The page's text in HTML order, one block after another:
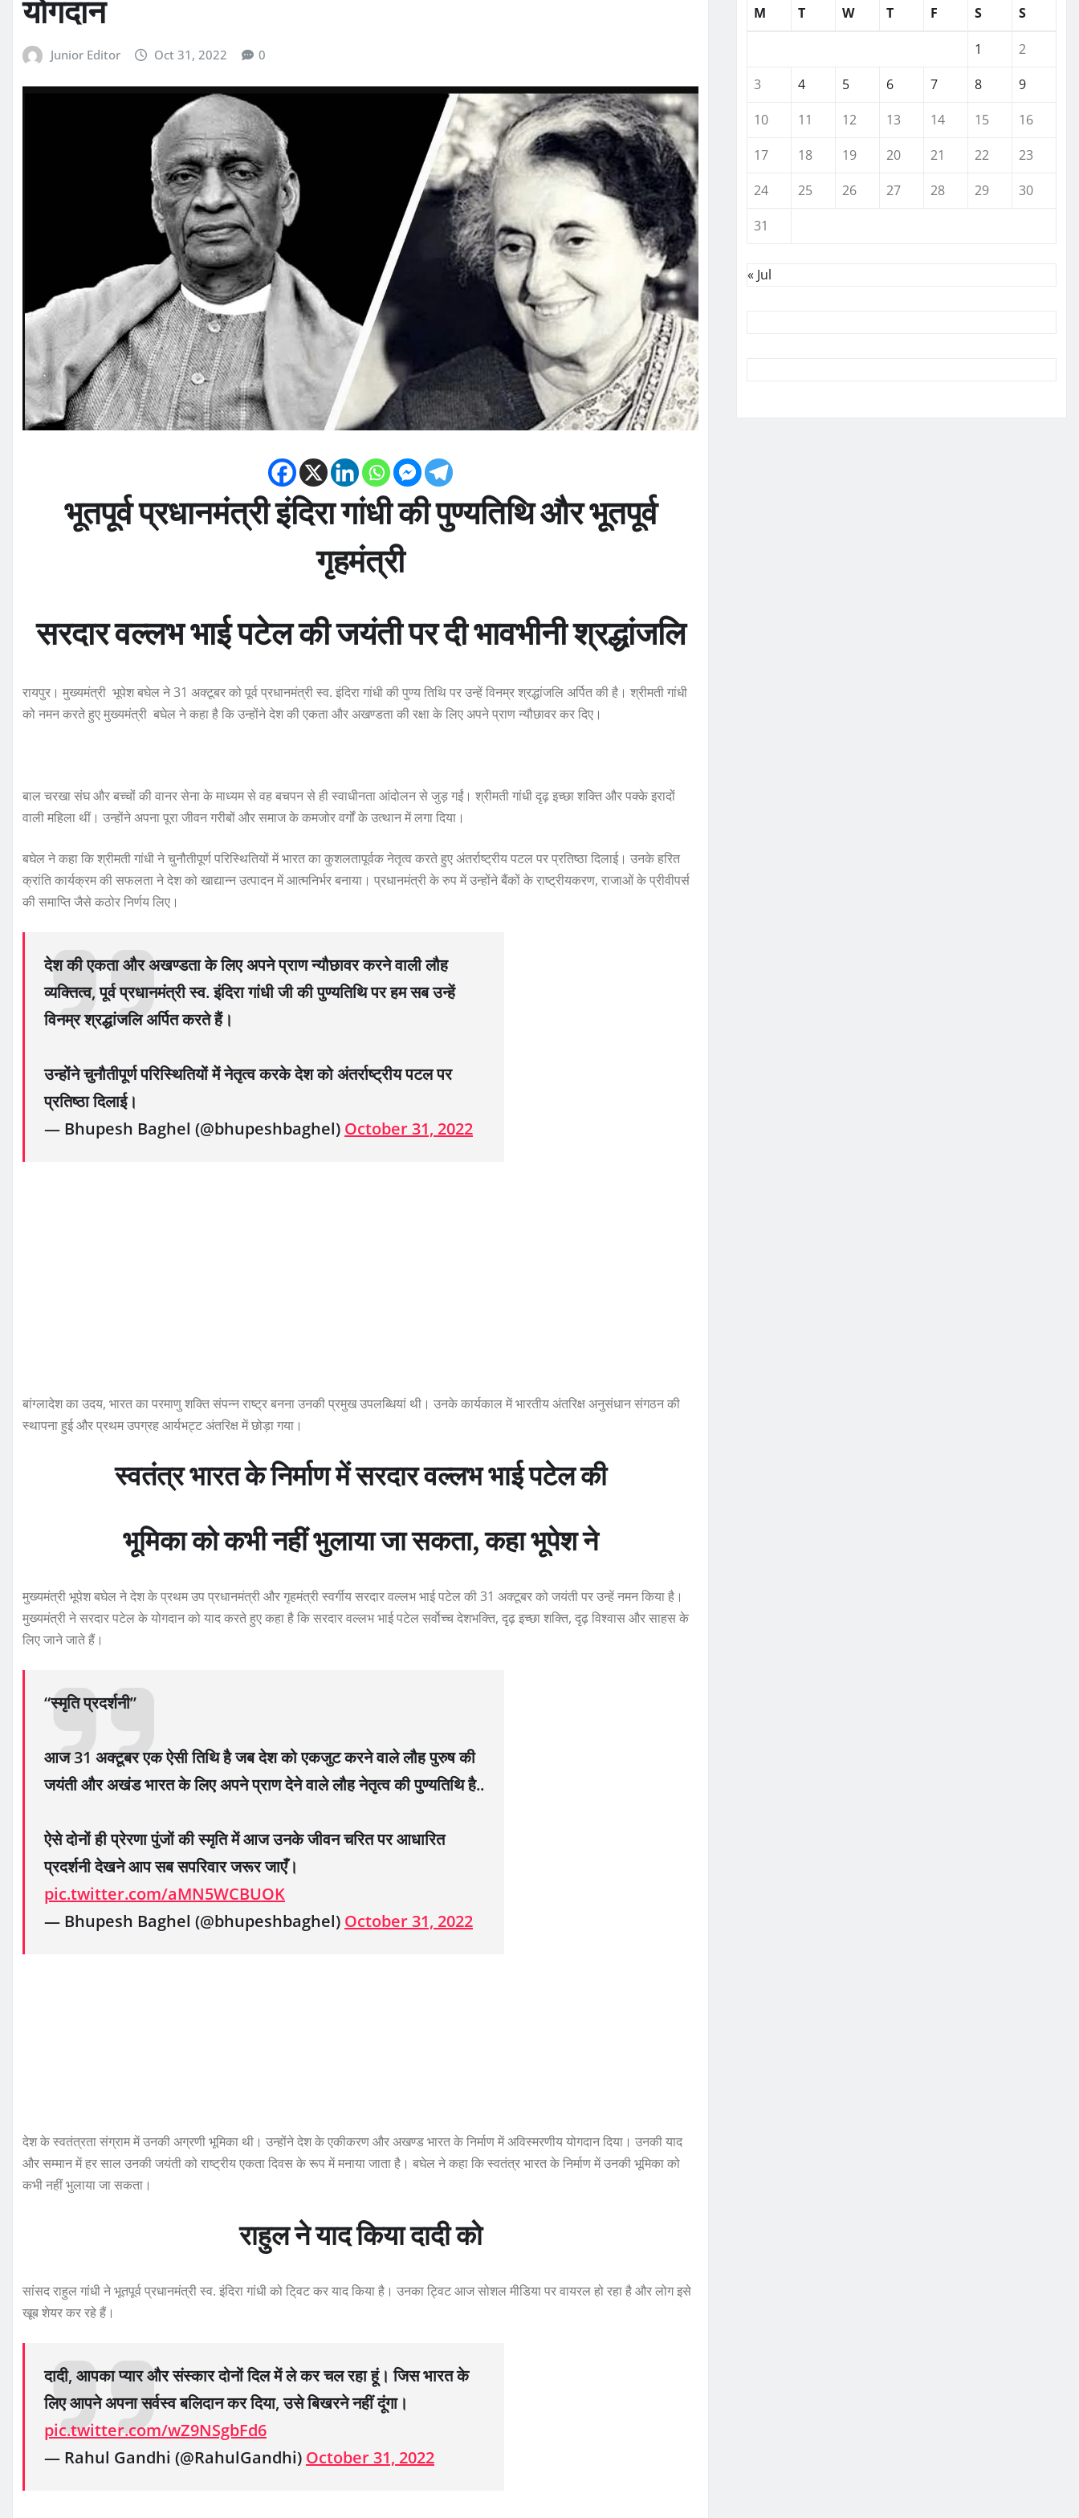
योगदान
Junior Editor Oct 31, 2022 0
भूतपूर्व प्रधानमंत्री इंदिरा गांधी की पुण्यतिथि और भूतपूर्व
गृहमंत्री
सरदार वल्लभ भाई पटेल की जयंती पर दी भावभीनी श्रद्धांजलि
रायपुर। मुख्यमंत्री भूपेश बघेल ने 31 अक्टूबर को पूर्व प्रधानमंत्री स्व. इंदिरा गांधी की पुण्य तिथि पर उन्हें विनम्र श्रद्धांजलि अर्पित की है। श्रीमती गांधी
को नमन करते हुए मुख्यमंत्री बघेल ने कहा है कि उन्होंने देश की एकता और अखण्डता की रक्षा के लिए अपने प्राण न्यौछावर कर दिए।
बाल चरखा संघ और बच्चों की वानर सेना के माध्यम से वह बचपन से ही स्वाधीनता आंदोलन से जुड़ गईं। श्रीमती गांधी दृढ़ इच्छा शक्ति और पक्के इरादों
वाली महिला थीं। उन्होंने अपना पूरा जीवन गरीबों और समाज के कमजोर वर्गों के उत्थान में लगा दिया।
बघेल ने कहा कि श्रीमती गांधी ने चुनौतीपूर्ण परिस्थितियों में भारत का कुशलतापूर्वक नेतृत्व करते हुए अंतर्राष्ट्रीय पटल पर प्रतिष्ठा दिलाई। उनके हरित
क्रांति कार्यक्रम की सफलता ने देश को खाद्यान्न उत्पादन में आत्मनिर्भर बनाया। प्रधानमंत्री के रुप में उन्होंने बैंकों के राष्ट्रीयकरण, राजाओं के प्रीवीपर्स
की समाप्ति जैसे कठोर निर्णय लिए।
देश की एकता और अखण्डता के लिए अपने प्राण न्यौछावर करने वाली लौह
व्यक्तित्व, पूर्व प्रधानमंत्री स्व. इंदिरा गांधी जी की पुण्यतिथि पर हम सब उन्हें
विनम्र श्रद्धांजलि अर्पित करते हैं।
उन्होंने चुनौतीपूर्ण परिस्थितियों में नेतृत्व करके देश को अंतर्राष्ट्रीय पटल पर
प्रतिष्ठा दिलाई।
— Bhupesh Baghel (@bhupeshbaghel) October 31, 2022
बांग्लादेश का उदय, भारत का परमाणु शक्ति संपन्न राष्ट्र बनना उनकी प्रमुख उपलब्धियां थी। उनके कार्यकाल में भारतीय अंतरिक्ष अनुसंधान संगठन की
स्थापना हुई और प्रथम उपग्रह आर्यभट्ट अंतरिक्ष में छोड़ा गया।
स्वतंत्र भारत के निर्माण में सरदार वल्लभ भाई पटेल की
भूमिका को कभी नहीं भुलाया जा सकता, कहा भूपेश ने
मुख्यमंत्री भूपेश बघेल ने देश के प्रथम उप प्रधानमंत्री और गृहमंत्री स्वर्गीय सरदार वल्लभ भाई पटेल की 31 अक्टूबर को जयंती पर उन्हें नमन किया है।
मुख्यमंत्री ने सरदार पटेल के योगदान को याद करते हुए कहा है कि सरदार वल्लभ भाई पटेल सर्वाेच्च देशभक्ति, दृढ़ इच्छा शक्ति, दृढ़ विश्वास और साहस के
लिए जाने जाते हैं।
“स्मृति प्रदर्शनी”
आज 31 अक्टूबर एक ऐसी तिथि है जब देश को एकजुट करने वाले लौह पुरुष की
जयंती और अखंड भारत के लिए अपने प्राण देने वाले लौह नेतृत्व की पुण्यतिथि है..
ऐसे दोनों ही प्रेरणा पुंजों की स्मृति में आज उनके जीवन चरित पर आधारित
प्रदर्शनी देखने आप सब सपरिवार जरूर जाएँ।
pic.twitter.com/aMN5WCBUOK
— Bhupesh Baghel (@bhupeshbaghel) October 31, 2022
देश के स्वतंत्रता संग्राम में उनकी अग्रणी भूमिका थी। उन्होंने देश के एकीकरण और अखण्ड भारत के निर्माण में अविस्मरणीय योगदान दिया। उनकी याद
और सम्मान में हर साल उनकी जयंती को राष्ट्रीय एकता दिवस के रूप में मनाया जाता है। बघेल ने कहा कि स्वतंत्र भारत के निर्माण में उनकी भूमिका को
कभी नहीं भुलाया जा सकता।
राहुल ने याद किया दादी को
सांसद राहुल गांधी ने भूतपूर्व प्रधानमंत्री स्व. इंदिरा गांधी को टि्वट कर याद किया है। उनका ट्विट आज सोशल मीडिया पर वायरल हो रहा है और लोग इसे
खूब शेयर कर रहे हैं।
दादी, आपका प्यार और संस्कार दोनों दिल में ले कर चल रहा हूं। जिस भारत के
लिए आपने अपना सर्वस्व बलिदान कर दिया, उसे बिखरने नहीं दूंगा।
pic.twitter.com/wZ9NSgbFd6
— Rahul Gandhi (@RahulGandhi) October 31, 2022
M
T W T F S S
1
2
3
4 5 6 7 8
9
10
11 12 13 14 15
16
17
18 19 20 21 22
23
24
25 26 27 28 29
30
31
« Jul